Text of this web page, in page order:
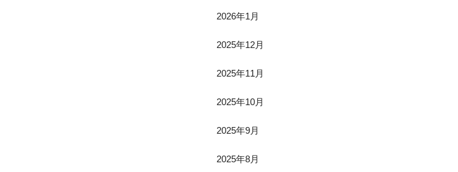
2026年1月
2025年12月
2025年11月
2025年10月
2025年9月
2025年8月